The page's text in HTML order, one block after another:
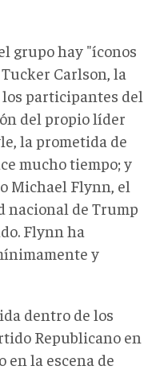
grupo hay "íconos
Carlson, la
participantes del
del propio líder
la prometida de
mucho tiempo; y
Michael Flynn, el
nacional de Trump
Flynn ha
y
dentro de los
Republicano en
en la escena de